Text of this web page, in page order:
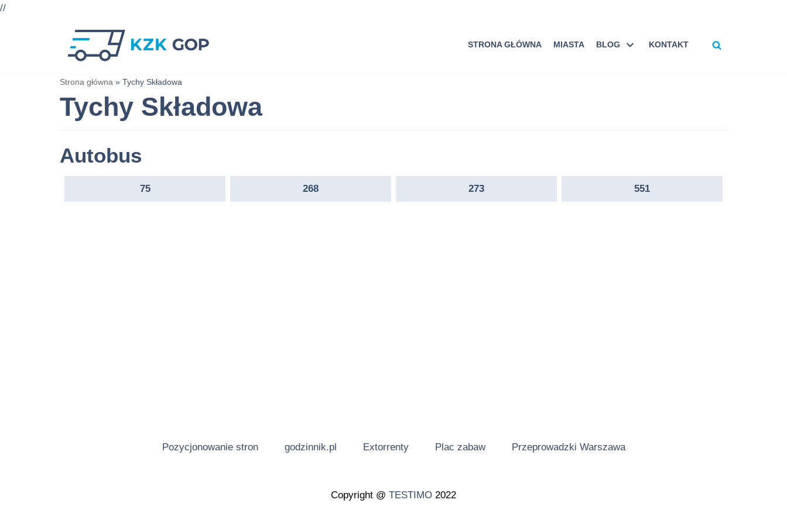
//
STRONA GŁÓWNA MIASTA BLOG KONTAKT
Strona główna » Tychy Składowa
Tychy Składowa
Autobus
75 268 273 551
Pozycjonowanie stron godzinnik.pl Extorrenty Plac zabaw Przeprowadzki Warszawa
Copyright @ TESTIMO 2022